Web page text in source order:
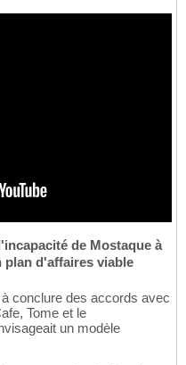
de Mostaque à
plan d'affaires viable
conclure des accords avec
Tome et le
un modèle